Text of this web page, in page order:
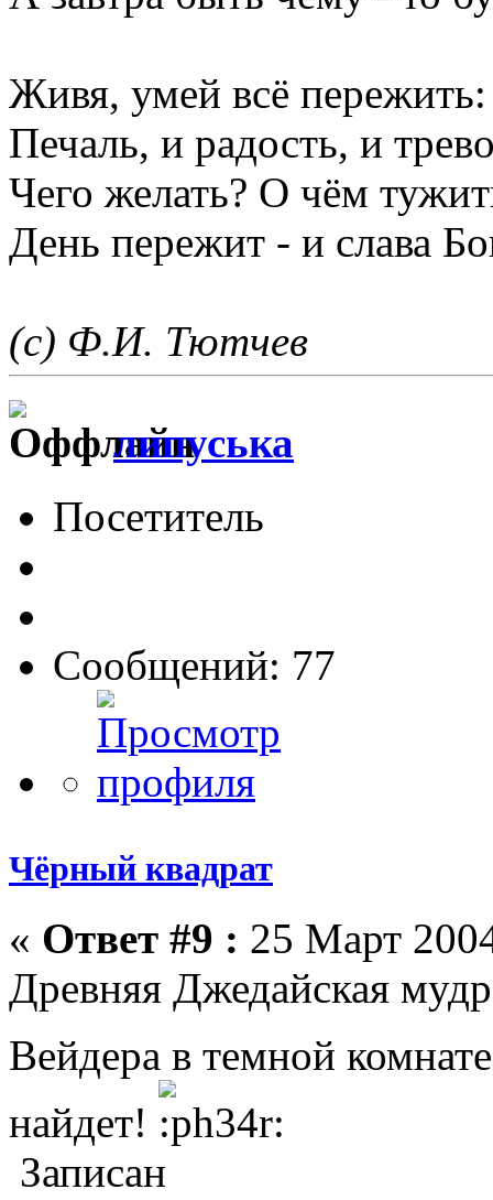
Живя, умей всё пережить:
Печаль, и радость, и
Чего желать? О чём
День пережит - и слава
(с) Ф.И. Тютчев
липуська
Посетитель
Сообщений: 77
Чёрный квадрат
« Ответ #9 : 25 Март
Древняя Джедайская
Вейдера в темной
найдет!
Записан